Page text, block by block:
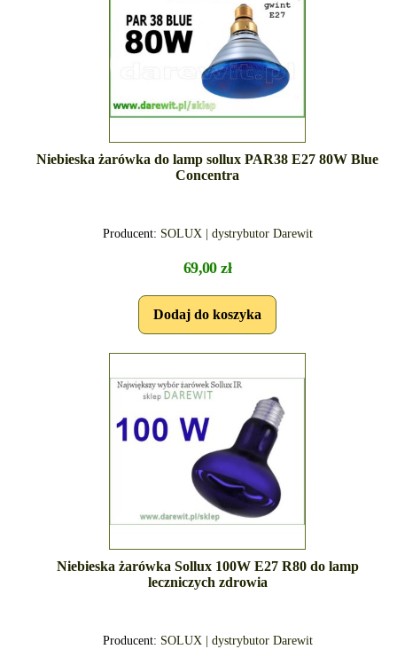
Niebieska żarówka do lamp sollux PAR38 E27 80W Blue
Concentra
Producent: SOLUX | dystrybutor Darewit
69,00 zł
Niebieska żarówka Sollux 100W E27 R80 do lamp
leczniczych zdrowia
Producent: SOLUX | dystrybutor Darewit